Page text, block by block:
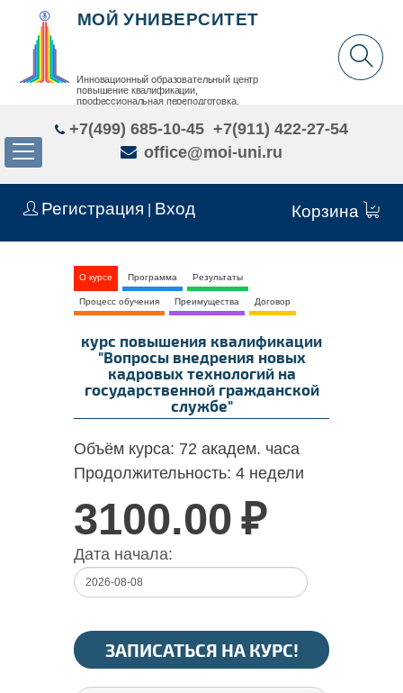
Регистрация Вход Корзина
МОЙ УНИВЕРСИТЕТ
Инновационный образовательный центр
повышение квалификации,
профессиональная переподготовка,
+7(499) 685-10-45 +7(911) 422-27-54
office@moi-uni.ru
О курсе Программа Результаты
Процесс обучения Преимущества Договор
курс повышения квалификации
"Вопросы внедрения новых
кадровых технологий на
государственной гражданской
службе"
Объём курса: 72 академ. часа
Продолжительность: 4 недели
3100.00 ₽
Дата начала:
ЗАПИСАТЬСЯ НА КУРС!